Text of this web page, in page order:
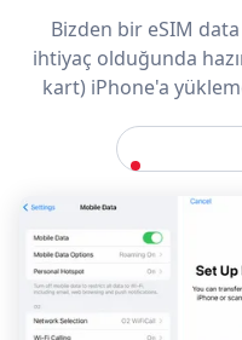
Bizden bir eSIM
ihtiyaç olduğunda
kart) iPhone'a